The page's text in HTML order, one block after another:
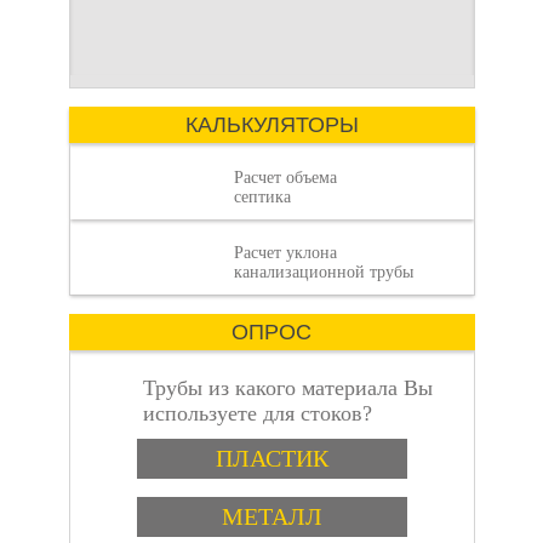
отсутствие
где каждая деталь
имеет значение.
КАЛЬКУЛЯТОРЫ
Расчет объема
септика
Расчет уклона
канализационной трубы
ОПРОС
Трубы из какого материала Вы
используете для стоков?
ВариантыПЛАСТИК
МЕТАЛЛ